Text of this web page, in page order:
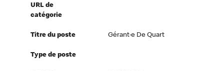
URL de
catégorie
Titre du poste Gérant·e De Quart
Type de poste